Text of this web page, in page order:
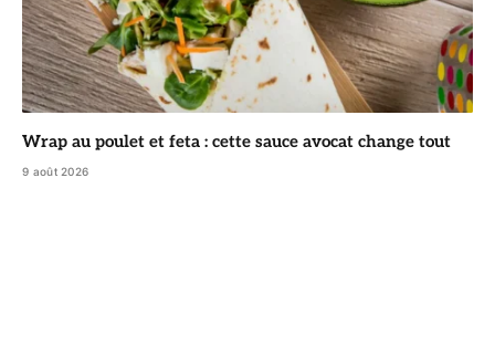
Wrap au poulet et feta : cette sauce avocat change tout
9 août 2026